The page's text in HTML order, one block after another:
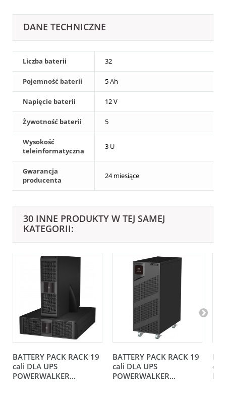
DANE TECHNICZNE
Liczba baterii 32
Pojemność baterii 5 Ah
Napięcie baterii 12 V
Żywotność baterii 5
Wysokość
teleinformatyczna
3 U
Gwarancja
producenta
24 miesiące
30 INNE PRODUKTY W TEJ SAMEJ
KATEGORII:
BATTERY PACK RACK 19
cali DLA UPS
POWERWALKER...
BATTERY PACK RACK 19
cali DLA UPS
POWERWALKER...
cali